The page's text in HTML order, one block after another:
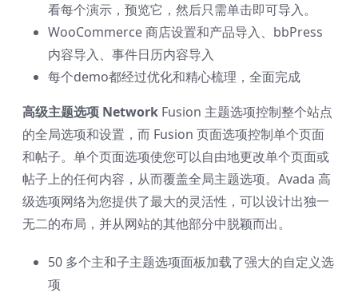
看每个演示，预览它，然后只需单击即可导入。
WooCommerce 商店设置和产品导入、bbPress
内容导入、事件日历内容导入
每个demo都经过优化和精心梳理，全面完成
高级主题选项 Network Fusion 主题选项控制整个站点
的全局选项和设置，而 Fusion 页面选项控制单个页面
和帖子。单个页面选项使您可以自由地更改单个页面或
帖子上的任何内容，从而覆盖全局主题选项。Avada 高
级选项网络为您提供了最大的灵活性，可以设计出独一
无二的布局，并从网站的其他部分中脱颖而出。
50 多个主和子主题选项面板加载了强大的自定义选
项